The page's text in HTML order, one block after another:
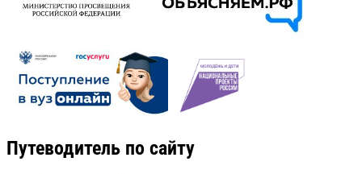
Путеводитель по сайту